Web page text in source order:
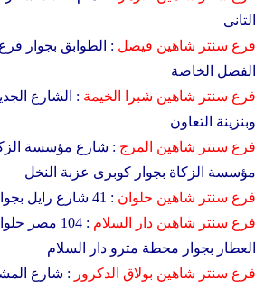
التانى
فرع سنتر شاهين فيصل : الطوابق بجوار
الفضل الخاصة
فرع سنتر شاهين شبرا الخيمة : الشارع
وبنزينة التعاون
فرع سنتر شاهين المرج : شارع مؤسسة
مؤسسة الزكاة بجوار كوبرى عزبة النخل
فرع سنتر شاهين حلوان : 41 شارع رايل بجوار كارفور ماركت
فرع سنتر شاهين دار السلام
: 104 مصر
العطار بجوار محطة مترو دار السلام
فرع سنتر شاهين بولاق الدكرور : شارع